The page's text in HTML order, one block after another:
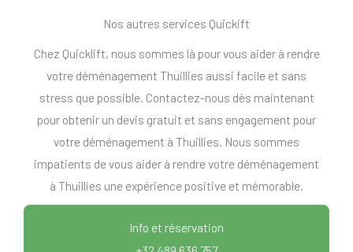
Nos autres services Quickift
Chez Quicklift, nous sommes là pour vous aider à rendre
votre déménagement Thuillies aussi facile et sans
stress que possible. Contactez-nous dès maintenant
pour obtenir un devis gratuit et sans engagement pour
votre déménagement à Thuillies. Nous sommes
impatients de vous aider à rendre votre déménagement
à Thuillies une expérience positive et mémorable.
Info et réservation